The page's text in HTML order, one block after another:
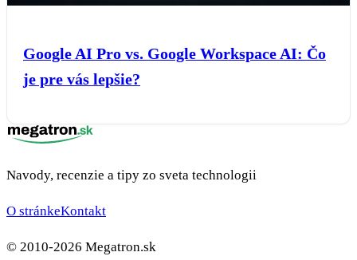
Google AI Pro vs. Google Workspace AI: Čo
je pre vás lepšie?
Navody, recenzie a tipy zo sveta technologii
O stránkeKontakt
© 2010-2026 Megatron.sk